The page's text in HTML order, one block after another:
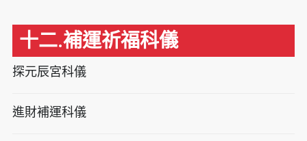
十二.補運祈福科儀
探元辰宮科儀
進財補運科儀